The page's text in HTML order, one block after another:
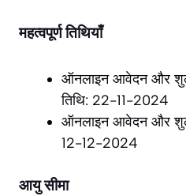
महत्वपूर्ण तिथियाँ
ऑनलाइन आवेदन और
तिथि: 22-11-2024
ऑनलाइन आवेदन और
12-12-2024
आयु सीमा